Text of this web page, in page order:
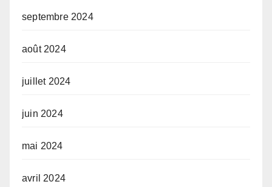
septembre 2024
août 2024
juillet 2024
juin 2024
mai 2024
avril 2024